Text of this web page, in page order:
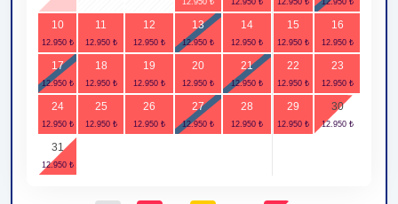
10 11 12 13 14 15 16
17 18 19 20 21 22 23
24 25 26 27 28 29 30
31